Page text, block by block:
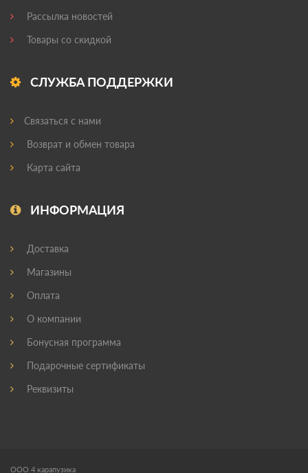
Рассылка новостей
Товары со скидкой
СЛУЖБА ПОДДЕРЖКИ
Связаться с нами
Возврат и обмен товара
Карта сайта
ИНФОРМАЦИЯ
Доставка
Магазины
Оплата
О компании
Бонусная программа
Подарочные сертификаты
Реквизиты
ООО 4 карапузика